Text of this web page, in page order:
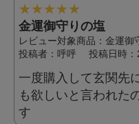
★★★★★
金運御守りの塩
レビュー対象商品：金運御
投稿者： 呼呼 投稿日時：
一度購入して玄関先
も欲しいと言われた
す